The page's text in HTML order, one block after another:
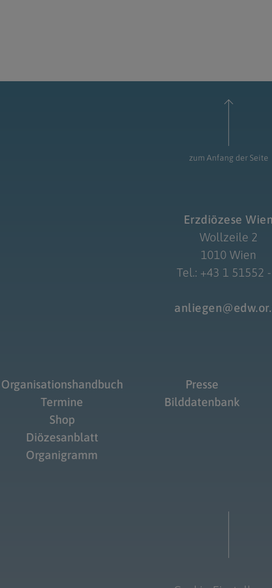
zum Anfang der Seite
Erzdiözese Wien
Wollzeile 2
1010 Wien
Tel.: +43 1 51552
Organisationshandbuch
Termine
Shop
Diözesanblatt
Organigramm
Presse
Bilddatenbank